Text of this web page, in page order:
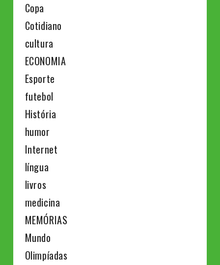
Copa
Cotidiano
cultura
ECONOMIA
Esporte
futebol
História
humor
Internet
língua
livros
medicina
MEMÓRIAS
Mundo
Olimpíadas